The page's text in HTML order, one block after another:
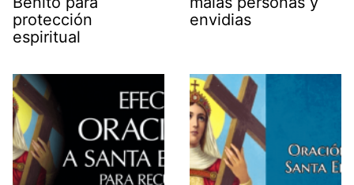
protección
espiritual
envidias